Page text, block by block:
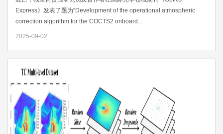
Express》发表了题为“Development of the operational atmospheric
correction algorithm for the COCTS2 onboard...
2025-09-02